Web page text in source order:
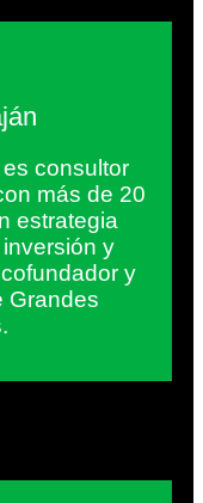
consultor
más de 20
estrategia
y
y
Grandes